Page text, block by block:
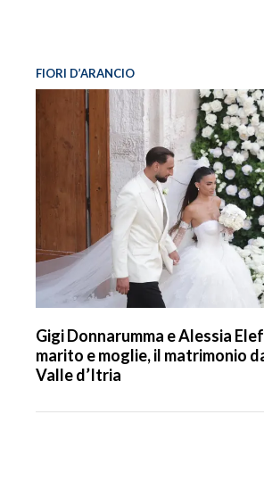
FIORI D’ARANCIO
Gigi Donnarumma e Alessia
marito e moglie, il matrimonio
Valle d’Itria